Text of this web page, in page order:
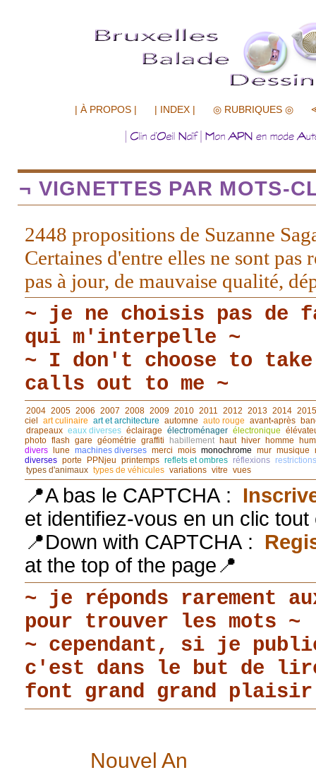
| À PROPOS | | INDEX | ◎ RUBRIQUES ◎
¬ VIGNETTES PAR MOTS-
2448 propositions de Suzanne
Certaines d'entre elles ne sont pas
pas à jour, de mauvaise qualité,
~ je ne choisis pas de
qui m'interpelle ~
~ I don't choose to
calls out to me ~
2004 2005 2006 2007 2008 2009 2010 2011 2012 2013 2014 2015
ciel art culinaire art et architecture automne auto rouge avant◦après
drapeaux eaux diverses éclairage électroménager électronique
photo flash gare géométrie graffiti habillement haut hiver homme
divers lune machines diverses merci mois monochrome mur musique
diverses porte PPNjeu printemps reflets et ombres réflexions restrictions
types d'animaux types de véhicules variations vitre vues
📍A bas le CAPTCHA :
et identifiez-vous en un clic
📍Down with CAPTCHA :
at the top of the page📍
~ je réponds rarement
pour trouver les mots ~
~ cependant, si je
c'est dans le but de
font grand grand
Nouvel An